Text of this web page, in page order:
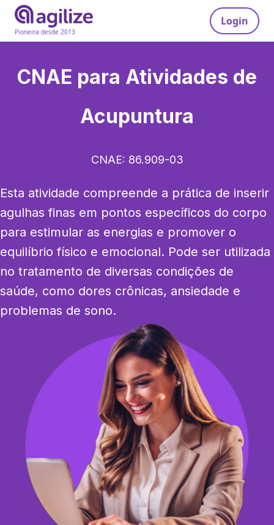
Pioneira desde 2013
Login
CNAE para Atividades de
Acupuntura
CNAE: 86.909-03
Esta atividade compreende a prática de inserir
agulhas finas em pontos específicos do corpo
para estimular as energias e promover o
equilíbrio físico e emocional. Pode ser utilizada
no tratamento de diversas condições de
saúde, como dores crônicas, ansiedade e
problemas de sono.